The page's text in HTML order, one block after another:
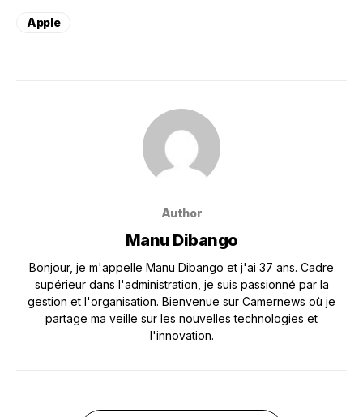
Apple
Author
Manu Dibango
Bonjour, je m'appelle Manu Dibango et j'ai 37 ans. Cadre
supérieur dans l'administration, je suis passionné par la
gestion et l'organisation. Bienvenue sur Camernews où je
partage ma veille sur les nouvelles technologies et
l'innovation.